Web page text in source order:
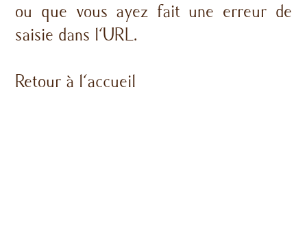
ou que vous ayez fait une erreur de
saisie dans l'URL.
Retour à l'accueil